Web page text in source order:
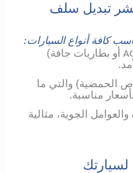
تبديل سلف
كافة أنواع السيارات:
أو بطاريات جافة)
الحمضية) والتي ما
مناسبة.
الجوية، مثالية
لسيارتك